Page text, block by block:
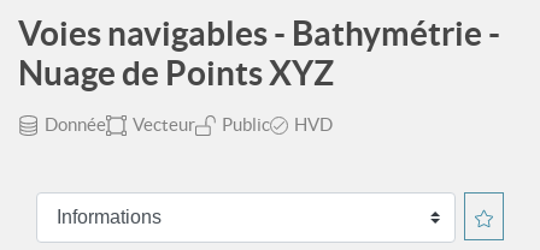
Voies navigables - Bathymétrie -
Nuage de Points XYZ
Donnée Vecteur Public HVD